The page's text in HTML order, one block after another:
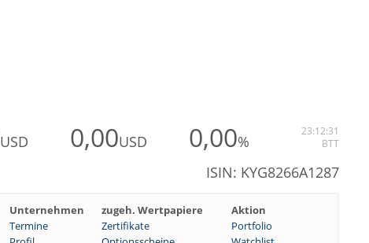
USD 0,00USD 0,00%
23:12:31
BTT
ISIN: KYG8266A1287
Unternehmen zugeh. Wertpapiere
Aktion
Termine Zertifikate
Portfolio